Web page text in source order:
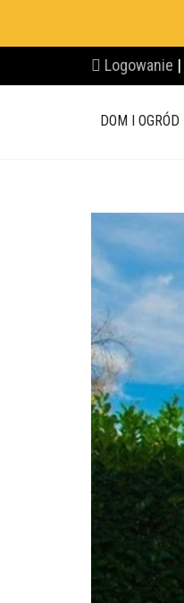
Logowanie |
DOM I OGRÓD